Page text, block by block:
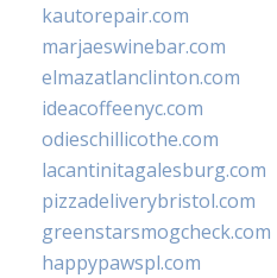
kautorepair.com
marjaeswinebar.com
elmazatlanclinton.com
ideacoffeenyc.com
odieschillicothe.com
lacantinitagalesburg.com
pizzadeliverybristol.com
greenstarsmogcheck.com
happypawspl.com